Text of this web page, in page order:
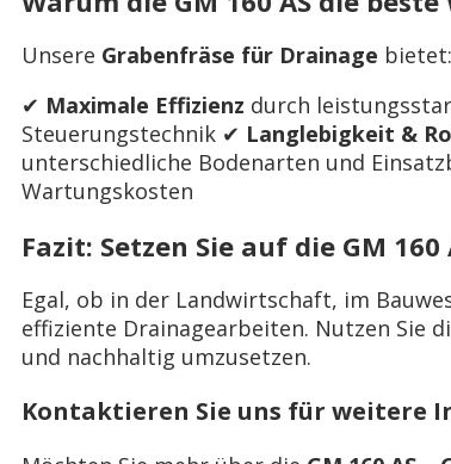
Unsere Grabenfräse für Drainage bietet:
✔ Maximale Effizienz durch
Steuerungstechnik ✔ Langlebigkeit &
unterschiedliche Bodenarten und
Wartungskosten
Fazit: Setzen Sie auf die GM
Egal, ob in der Landwirtschaft, im
effiziente Drainagearbeiten. Nutzen Sie
und nachhaltig umzusetzen.
Kontaktieren Sie uns für weitere